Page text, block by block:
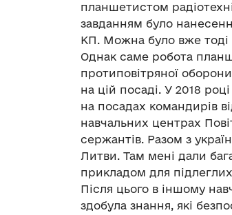
планшетистом
завданням було
КП. Можна було вже тоді
Однак саме робота
протиповітряної
на цій посаді. У 2018
на посадах командирів
навчальних центрах
сержантів. Разом з
Литви. Там мені дали
прикладом для
Після цього в іншому
здобула знання, які